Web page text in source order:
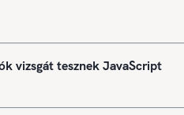
vizsgát tesznek JavaScript